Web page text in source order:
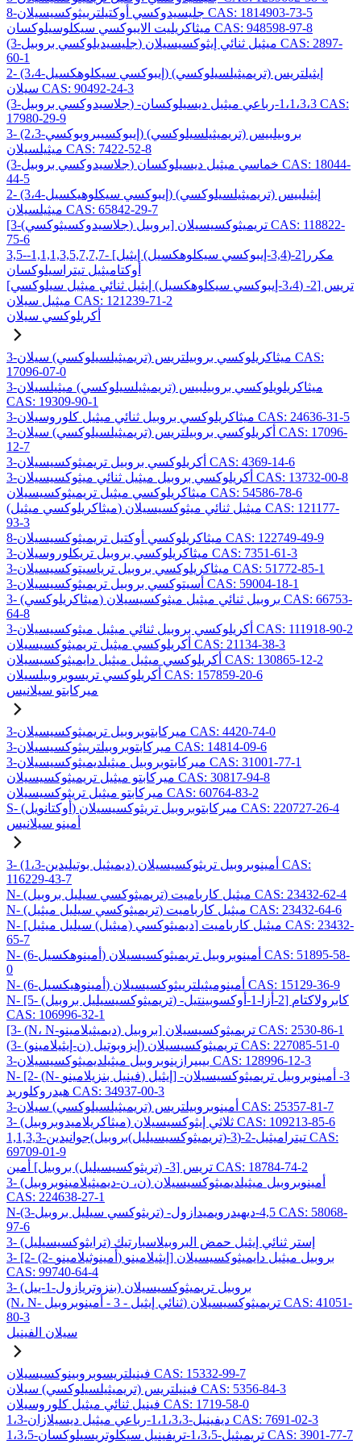
8-جليسيدوكسي أوكتيلترييثوكسيسيلان CAS: 1814903-73-5
ميثاكريليت الايبوكسي سيكلوسيلوكسان CAS: 948598-97-8
(3-جليسيديلوكسي بروبيل) ميثيل ثنائي إيثوكسيسيلان CAS: 2897-
60-1
2- (3،4-إيبوكسي سيكلوهكسيل) إيثيلتريس (تريميثيلسيلوكسي)
سيلان CAS: 90492-24-3
(3-جلاسيدوكسي بروبيل) -1،1،3،3-رباعي ميثيل ديسيلوكسان CAS:
17980-29-9
3- (2،3-إيبوكسيبروبوكسي) بروبيلبيس (تريميثيلسيلوكسي)
ميثيلسيلان CAS: 7422-52-8
(3-جلاسيدوكسي بروبيل) خماسي ميثيل ديسيلوكسان CAS: 18044-
44-5
2- (3،4-إيبوكسي سيكلوهيكسيل) إيثيلبيس (تريميثيلسيلوكسي)
ميثيلسيلان CAS: 65842-29-7
[3-(جلاسيدوكسيثوكسي) بروبيل] تريميثوكسيسيلان CAS: 118822-
75-6
3,5-مكرر[2-(3,4-إيبوكسي سيكلوهكسيل) إيثيل] -1,1,1,3,5,7,7,7-
أوكتاميثيل تيتراسيلوكسان
تريس [2- (3،4-إيبوكسي سيكلوهكسيل) إيثيل ثنائي ميثيل سيلوكسي]
ميثيل سيلان CAS: 121239-71-2
أكريلوكسي سيلان
3-ميثاكريلوكسي بروبيلتريس (تريميثيلسيلوكسي) سيلان CAS:
17096-07-0
3-ميثاكريلويلوكسي بروبيلبيس (تريميثيلسيلوكسي) ميثيلسيلان
CAS: 19309-90-1
3-ميثاكريلوكسي بروبيل ثنائي ميثيل كلوروسيلان CAS: 24636-31-5
3-أكريلوكسي بروبيلتريس (تريميثيلسيلوكسي) سيلان CAS: 17096-
12-7
3-أكريلوكسي بروبيل تريميثوكسيسيلان CAS: 4369-14-6
3-أكريلوكسي بروبيل ميثيل ثنائي ميثوكسيسيلان CAS: 13732-00-8
ميثاكريلوكسي ميثيل تريميثوكسيسيلان CAS: 54586-78-6
(ميثاكريلوكسي ميثيل) ميثيل ثنائي ميثوكسيسيلان CAS: 121177-
93-3
8-ميثاكريلوكسي أوكتيل تريميثوكسيسيلان CAS: 122749-49-9
3-ميثاكريلوكسي بروبيل تريكلوروسيلان CAS: 7351-61-3
3-ميثاكريلوكسي بروبيل ترياسيتوكسيسيلان CAS: 51772-85-1
3-أسيتوكسي بروبيل تريميثوكسيسيلان CAS: 59004-18-1
3- (ميثاكريلوكسي) بروبيل ثنائي ميثيل ميثوكسيسيلان CAS: 66753-
64-8
3-أكريلوكسي بروبيل ثنائي ميثيل ميثوكسيسيلان CAS: 111918-90-2
أكريلوكسي ميثيل تريميثوكسيسيلان CAS: 21134-38-3
أكريلوكسي ميثيل ميثيل دايميثوكسيسيلان CAS: 130865-12-2
أكريلوكسي تريسوبروبيلسيلان CAS: 157859-20-6
ميركابتو سيلانيس
3-ميركابتوبروبيل تريميثوكسيسيلان CAS: 4420-74-0
3-ميركابتوبروبيلترييثوكسيسيلان CAS: 14814-09-6
3-ميركابتوبروبيل ميثيلديميثوكسيسيلان CAS: 31001-77-1
ميركابتو ميثيل تريميثوكسيسيلان CAS: 30817-94-8
ميركابتو ميثيل تريثوكسيسيلان CAS: 60764-83-2
S- (أوكتانويل) ميركابتوبروبيل تريثوكسيسيلان CAS: 220727-26-4
أمينو سيلانيس
3- (1،3-ديميثيل بوتيليدين) أمينوبروبيل تريثوكسيسيلان CAS:
116229-43-7
N- (تريميثوكسي سيليل بروبيل) ميثيل كارباميت CAS: 23432-62-4
N- (تريميثوكسي سيليل ميثيل) ميثيل كارباميت CAS: 23432-64-6
N- [ديميثوكسي (ميثيل) سيليل ميثيل] ميثيل كارباميت CAS: 23432-
65-7
N- (6-أمينوهكسيل) أمينوبروبيل تريميثوكسيسيلان CAS: 51895-58-
0
N- (6-أمينوهيكسيل) أمينوميثيلترييثوكسيسيلان CAS: 15129-36-9
N- [5- (تريميثوكسيسيليل بروبيل) -2-أزا-1-أوكسوبينتيل] كابرولاكتام
CAS: 106996-32-1
[3- (N، N-ديميثيلامينو) بروبيل] تريميثوكسيسيلان CAS: 2530-86-1
(3- (ن-إيثيلامينو) إيزوبوتيل) تريميثوكسيسيلان CAS: 227085-51-0
3-بيبيرازينوبروبيل ميثيلديميثوكسيسيلان CAS: 128996-12-3
N- [2- (N- فينيل بنزيلامينو) إيثيل] -3- أمينوبروبيل تريميثوكسيسيلان
هيدروكلوريد CAS: 34937-00-3
3-أمينوبروبيلتريس (تريميثيلسيلوكسي) سيلان CAS: 25357-81-7
3- (ميثاكريلاميدوبروبيل) ثلاثي إيثوكسيسيلان CAS: 109213-85-6
1,1,3,3-تيتراميثيل-2-(3-(تريميثوكسيسيليل)بروبيل)جوانيدين CAS:
69709-01-9
تريس [3- (تريثوكسيسيليل) بروبيل] أمين CAS: 18784-74-2
3- (ن، ن-ديميثيلامينوبروبيل) أمينوبروبيل ميثيلديميثوكسيسيلان
CAS: 224638-27-1
N-(3-تريثوكسي سيليل بروبيل) -4,5-ديهيدرويميدازول CAS: 58068-
97-6
3- (ترايثوكسيسيليل) إستر ثنائي إيثيل حمض البروبيلاسبارتيك
3- [2- (2- أمينوثيلامينو) إيثيلامينو] بروبيل ميثيل دايميثوكسيسيلان
CAS: 99740-64-4
3- (بنزوتريازول-1-ييل) بروبيل تريميثوكسيسيلان
(N، N- ثنائي إيثيل - 3 - أمينوبروبيل) تريميثوكسيسيلان CAS: 41051-
80-3
سيلان الفينيل
فينيلتريسوبروبينوكسيسيلان CAS: 15332-99-7
فينيلتريس (تريميثيلسيلوكسي) سيلان CAS: 5356-84-3
فينيل ثنائي ميثيل كلوروسيلان CAS: 1719-58-0
1،3-ديفينيل-1،1،3،3-رباعي ميثيل ديسيلازان CAS: 7691-02-3
1،3،5-تريميثيل-1،3،5-تريفينيل سيكلوتريسيلوكسان CAS: 3901-77-7